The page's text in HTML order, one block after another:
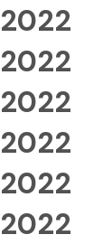
2022
2022
2022
2022
2022
2022